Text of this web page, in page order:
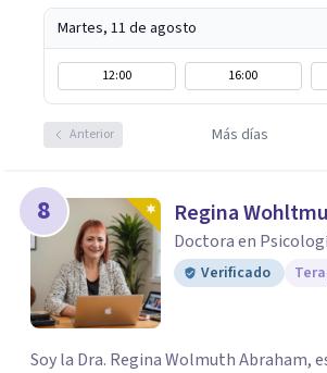
Martes, 11 de agosto
12:00 16:00
Anterior Más días
8 Regina
Doctora en
Verificado
Soy la Dra. Regina Wolmuth Abraham,